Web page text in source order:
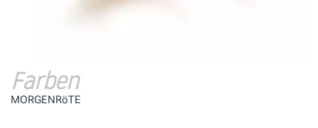
Farben
MORGENRöTE